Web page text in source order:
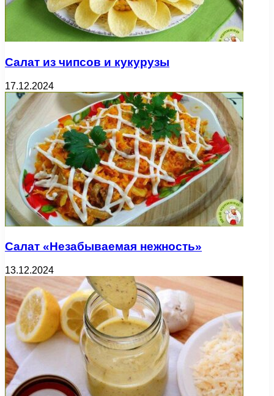
Салат из чипсов и кукурузы
17.12.2024
Салат «Незабываемая нежность»
13.12.2024